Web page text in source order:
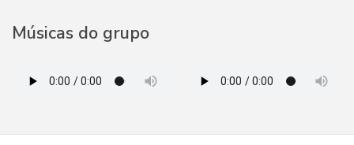
Músicas do grupo